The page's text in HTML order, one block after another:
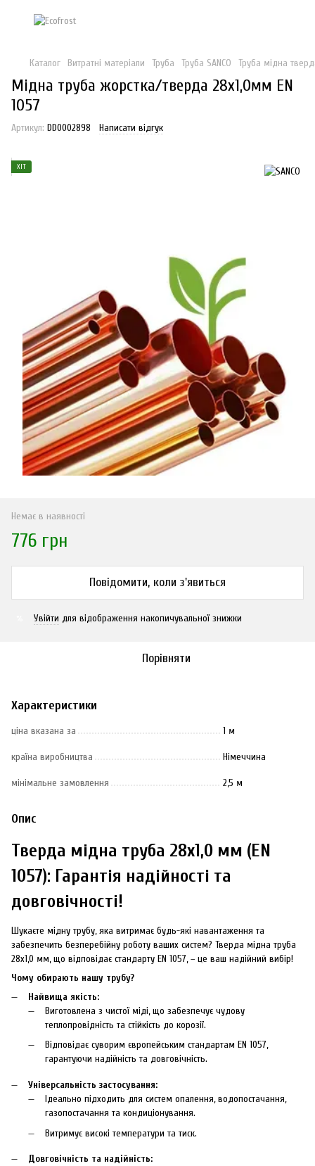
Каталог Витратні матеріали Труба Труба SANCO Труба мідна
Мідна труба жорстка/тверда 28х1,0мм EN
1057
Артикул: DD0002898 Написати відгук
ХІТ
Немає в наявності
776 грн
Повідомити, коли з'явиться
Увійти для відображення накопичувальної знижки
Порівняти
Характеристики
ціна вказана за 1 м
країна виробництва Німеччина
мінімальне замовлення 2,5 м
Опис
Тверда мідна труба 28х1,0 мм (EN
1057): Гарантія надійності та
довговічності!
Шукаєте мідну трубу, яка витримає будь-які навантаження та
забезпечить безперебійну роботу ваших систем? Тверда мідна труба
28х1,0 мм, що відповідає стандарту EN 1057, – це ваш надійний вибір!
Чому обирають нашу трубу?
Найвища якість:
Виготовлена з чистої міді, що забезпечує чудову
теплопровідність та стійкість до корозії.
Відповідає суворим європейським стандартам EN 1057,
гарантуючи надійність та довговічність.
Універсальність застосування:
Ідеально підходить для систем опалення, водопостачання,
газопостачання та кондиціонування.
Витримує високі температури та тиск.
Довговічність та надійність: